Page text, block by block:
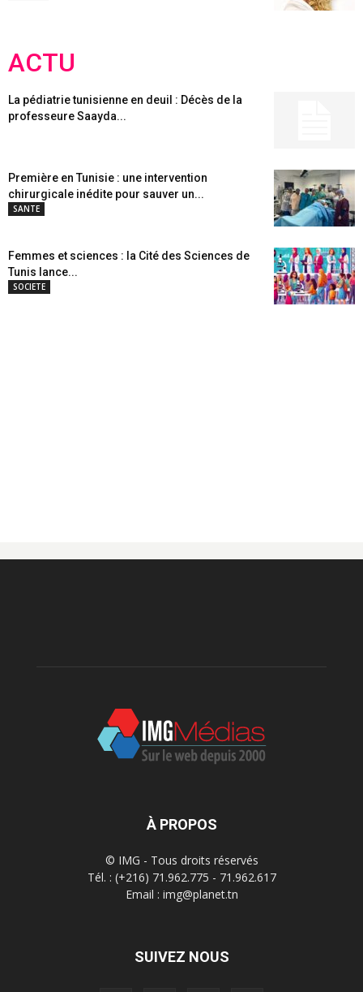
ACTU
La pédiatrie tunisienne en deuil : Décès de la
professeure Saayda...
Première en Tunisie : une intervention
chirurgicale inédite pour sauver un...
SANTE
Femmes et sciences : la Cité des Sciences de
Tunis lance...
SOCIETE
À PROPOS
© IMG - Tous droits réservés
Tél. : (+216) 71.962.775 - 71.962.617
Email : img@planet.tn
SUIVEZ NOUS